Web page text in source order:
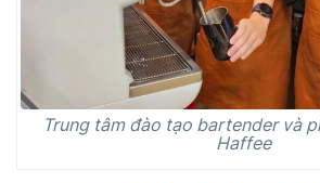
Trung tâm đào tạo bartender và
Haffee